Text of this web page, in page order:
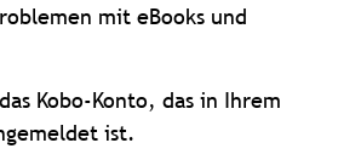
mit eBooks und
Kobo-Konto, das in Ihrem
ist.